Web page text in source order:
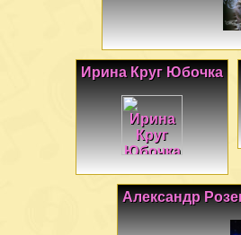
Ирина Круг Юбочка
Александр